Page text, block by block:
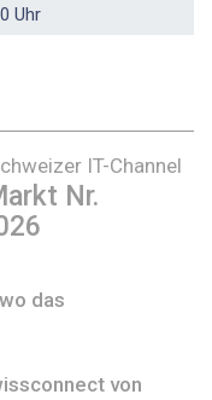
Uhr
IT-Channel
Nr.
das
von